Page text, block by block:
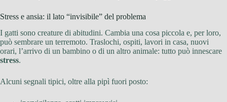
Stress e ansia: il lato “invisibile” del problema
I gatti sono creature di abitudini. Cambia una cosa piccola e, per loro,
può sembrare un terremoto. Traslochi, ospiti, lavori in casa, nuovi
orari, l’arrivo di un bambino o di un altro animale: tutto può innescare
stress.
Alcuni segnali tipici, oltre alla pipì fuori posto: